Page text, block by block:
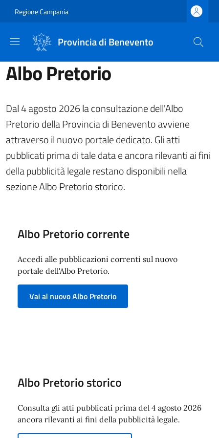
Regione Campania
Provincia di Benevento
Albo Pretorio
Dal 4 agosto 2026 la consultazione dell'Albo
Pretorio della Provincia di Benevento avviene
attraverso il nuovo portale dedicato. Gli atti
pubblicati prima di tale data e ancora rilevanti ai fini
della pubblicità legale restano disponibili nella
sezione Albo Pretorio storico.
Albo Pretorio corrente
Accedi alle pubblicazioni correnti sul nuovo
portale dell'Albo Pretorio.
Vai al nuovo Albo Pretorio
Albo Pretorio storico
Consulta gli atti pubblicati prima del 4 agosto 2026
ancora rilevanti ai fini della pubblicità legale.